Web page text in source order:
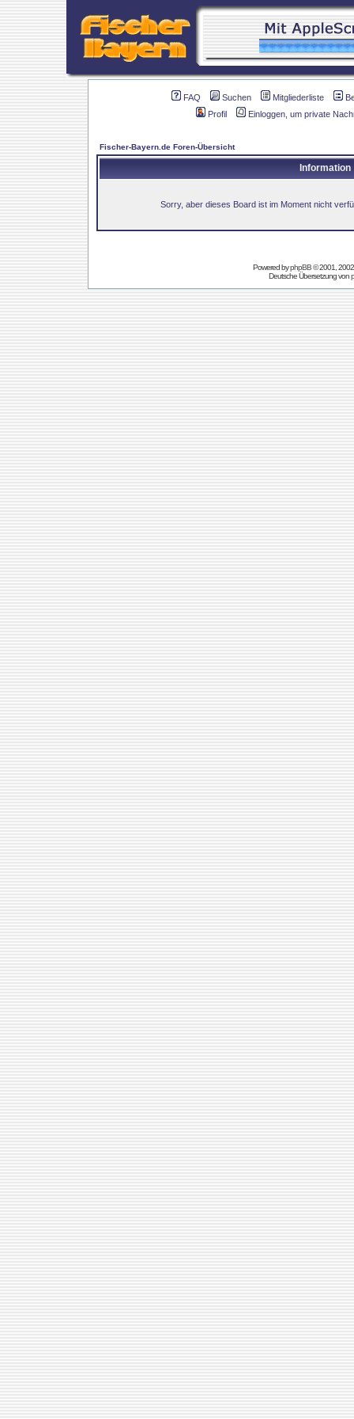
FAQ Suchen Mitgliederliste
Profil
Einloggen, um private
Fischer-Bayern.de Foren-Übersicht
Information
Sorry, aber dieses Board ist im Moment nicht
Powered byphpBB© 2001,
Deutsche Übersetzung von